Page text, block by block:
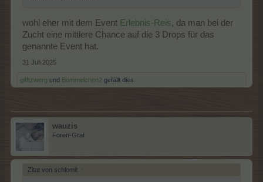
wohl eher mit dem Event Erlebnis-Reis, da man bei der
Zucht eine mittlere Chance auf die 3 Drops für das
genannte Event hat.
31 Juli 2025
gifftzwerg und Bommelchen2 gefällt dies.
wauzis
Foren-Graf
Zitat von schlomil: ↑